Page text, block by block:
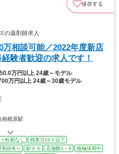
保存する
の薬剤師求人
万相談可能／2022年度新店
験者歓迎の求人です！
万円以上 24歳～モデル
万円以上 24歳～30歳モデル
相模原駅
転勤なし
残業月10ｈ以下
績有り 駅チカ 店舗数1～9
積極採用中